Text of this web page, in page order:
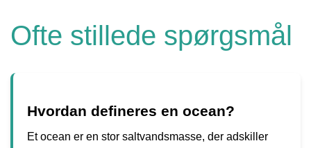
Ofte stillede spørgsmål
Hvordan defineres en ocean?
Et ocean er en stor saltvandsmasse, der adskiller